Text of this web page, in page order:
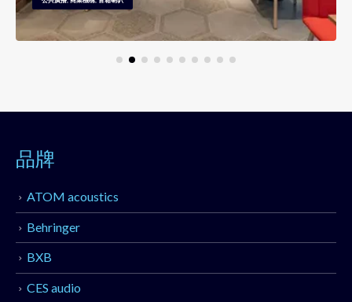
品牌
ATOM acoustics
Behringer
BXB
CES audio